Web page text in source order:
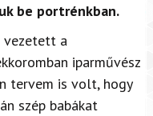
be portrénkban.
vezetett a
iparművész
tervem is volt, hogy
szép babákat